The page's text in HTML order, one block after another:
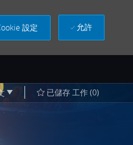
設定 允許
selected 已儲存 工作(0)